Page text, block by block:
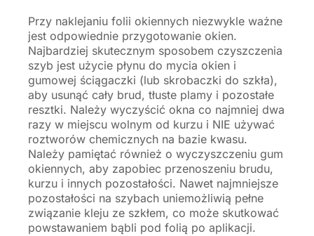
Przy naklejaniu folii okiennych niezwykle ważne
jest odpowiednie przygotowanie okien.
Najbardziej skutecznym sposobem czyszczenia
szyb jest użycie płynu do mycia okien i
gumowej ściągaczki (lub skrobaczki do szkła),
aby usunąć cały brud, tłuste plamy i pozostałe
resztki. Należy wyczyścić okna co najmniej dwa
razy w miejscu wolnym od kurzu i NIE używać
roztworów chemicznych na bazie kwasu.
Należy pamiętać również o wyczyszczeniu gum
okiennych, aby zapobiec przenoszeniu brudu,
kurzu i innych pozostałości. Nawet najmniejsze
pozostałości na szybach uniemożliwią pełne
związanie kleju ze szkłem, co może skutkować
powstawaniem bąbli pod folią po aplikacji.